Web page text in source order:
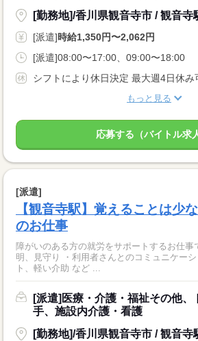
[勤務地]/香川県観音寺市 / 観音寺
[派遣]時給1,350円〜2,062円
[派遣]08:00〜17:00、09:00〜18:00
シフトにより休日決定 最大週4日休
もっと見る
応募する（バイトル求
[派遣]
【観音寺駅】覚えることは少
のお仕事
障がいのある方の就労をサポートするお仕事
明、見守り ・利用者さんとのコミュニケー
ト、軽い介助 など ...
[派遣]医療・介護・福祉その他、
手、施設内介護・看護
[勤務地]/香川県観音寺市 / 観音寺